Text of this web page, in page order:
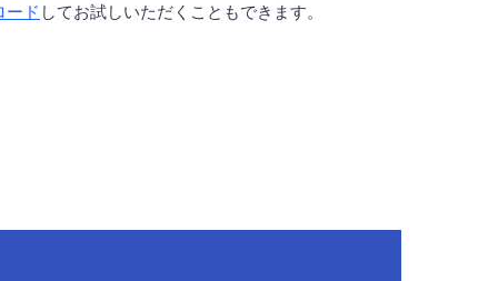
ード してお試しいただくこともできます。